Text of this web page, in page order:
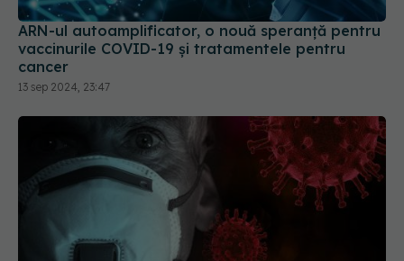
ARN-ul autoamplificator, o nouă speranță pentru
vaccinurile COVID-19 și tratamentele pentru
cancer
13 sep 2024, 23:47